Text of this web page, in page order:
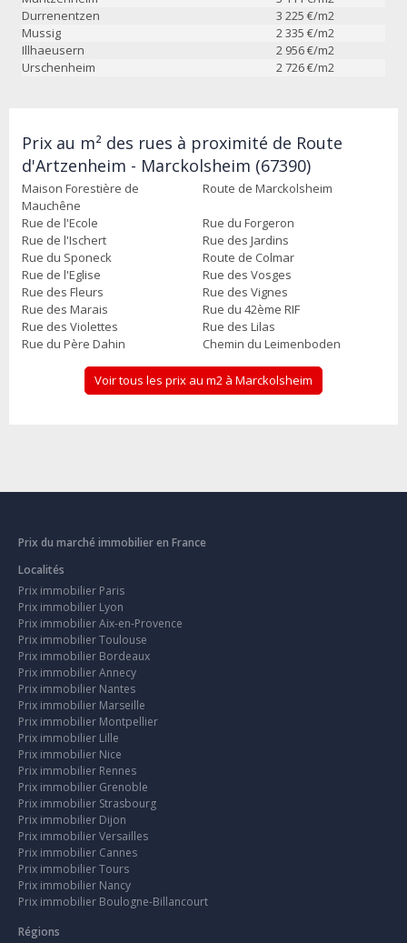
Durrenentzen
3 225 €/m2
Mussig
2 335 €/m2
Illhaeusern
2 956€/m2
Urschenheim
2 726€/m2
Prix au m² des rues à proximité de Route
d'Artzenheim - Marckolsheim (67390)
Maison Forestière de
Mauchêne
Route de Marckolsheim
Rue de l'Ecole
Rue du Forgeron
Rue de l'Ischert
Rue des Jardins
Rue du Sponeck
Route de Colmar
Rue de l'Eglise
Rue des Vosges
Rue des Fleurs
Rue des Vignes
Rue des Marais
Rue du 42ème RIF
Rue des Violettes
Rue des Lilas
Rue du Père Dahin
Chemin du Leimenboden
Voir tous les prix au m2 à Marckolsheim
Prix du marché immobilier en France
Localités
Prix immobilier Paris
Prix immobilier Lyon
Prix immobilier Aix-en-Provence
Prix immobilier Toulouse
Prix immobilier Bordeaux
Prix immobilier Annecy
Prix immobilier Nantes
Prix immobilier Marseille
Prix immobilier Montpellier
Prix immobilier Lille
Prix immobilier Nice
Prix immobilier Rennes
Prix immobilier Grenoble
Prix immobilier Strasbourg
Prix immobilier Dijon
Prix immobilier Versailles
Prix immobilier Cannes
Prix immobilier Tours
Prix immobilier Nancy
Prix immobilier Boulogne-Billancourt
Régions